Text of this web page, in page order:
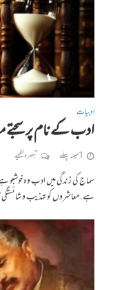
ادبیات
ادب کے نام پر سجتے
1 مہینہ پہلے تبصرہ لکھیے
سماج کی زندگی میں ادب وہ خوشبو
ہے. معاشروں کو تہذیب و